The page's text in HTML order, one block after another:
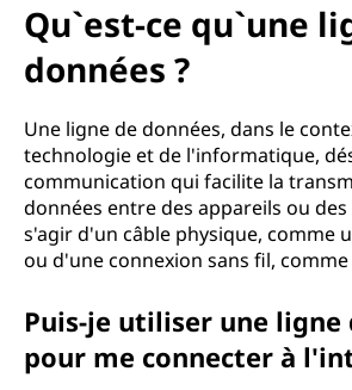
n
Qu`est-ce qu`une
données ?
Une ligne de données, dans le
technologie et de l'informatique,
communication qui facilite la
données entre des appareils ou
s'agir d'un câble physique, comme
ou d'une connexion sans fil, comme
Puis-je utiliser une ligne
pour me connecter à